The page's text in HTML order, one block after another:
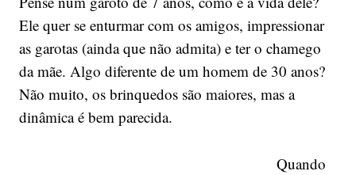
Ele quer se enturmar com os amigos, impressionar
as garotas (ainda que não admita) e ter o chamego
da mãe. Algo diferente de um homem de 30 anos?
Não muito, os brinquedos são maiores, mas a
dinâmica é bem parecida.
Quando